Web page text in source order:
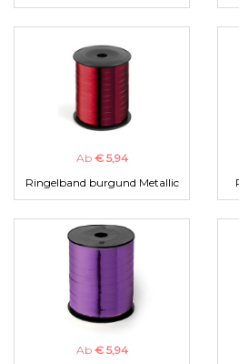
Ab € 5,94
Ringelband burgund Metallic
Ab € 5,94